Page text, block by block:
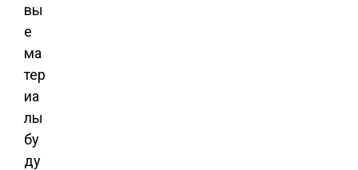
вы
е
ма
тер
иа
лы
бу
ду